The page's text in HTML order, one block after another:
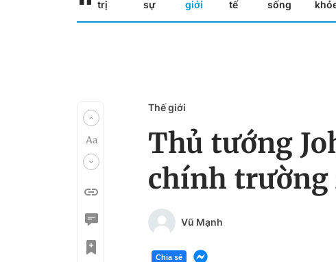
trị
sự
giới
tế
sống
Thế giới
Thủ tướng
chính trường
Vũ Mạnh
Chia sẻ